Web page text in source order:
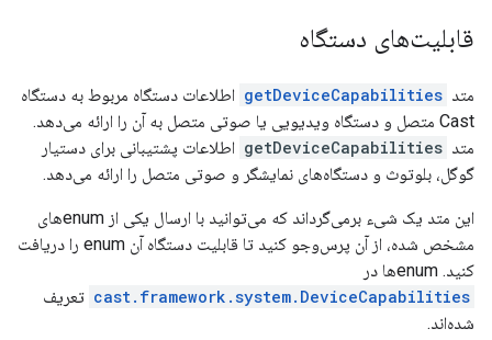
قابلیت‌های دستگاه
متد getDeviceCapabilities اطلاعات دستگاه مربوط به دستگاه
Cast متصل و دستگاه ویدیویی یا صوتی متصل به آن را ارائه می‌دهد.
متد getDeviceCapabilities اطلاعات پشتیبانی برای دستیار
گوگل، بلوتوث و دستگاه‌های نمایشگر و صوتی متصل را ارائه می‌دهد.
این متد یک شیء برمی‌گرداند که می‌توانید با ارسال یکی از enumهای
مشخص شده، از آن پرس‌وجو کنید تا قابلیت دستگاه آن enum را دریافت
کنید. enumها در
cast.framework.system.DeviceCapabilities تعریف
شده‌اند.